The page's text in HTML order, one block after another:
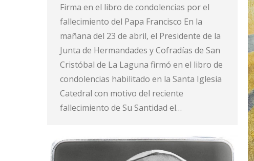
Firma en el libro de condolencias por el
fallecimiento del Papa Francisco En la
mañana del 23 de abril, el Presidente de la
Junta de Hermandades y Cofradías de San
Cristóbal de La Laguna firmó en el libro de
condolencias habilitado en la Santa Iglesia
Catedral con motivo del reciente
fallecimiento de Su Santidad el…